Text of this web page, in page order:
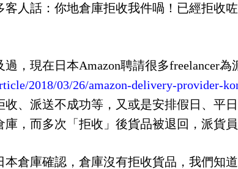
客人話：你地倉庫拒收我件喎！已經拒收
過，現在日本Amazon聘請很多freelancer
2018/03/26/amazon-delivery-provider-
收、派送不成功等，又或是安排假日、平
庫，而多次「拒收」後貨品被退回，派貨
本倉庫確認，倉庫沒有拒收貨品，我們知